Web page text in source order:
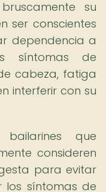
su
ser conscientes
dependencia a
síntomas de
cabeza, fatiga
interferir con su
que
consideren
para evitar
los síntomas de